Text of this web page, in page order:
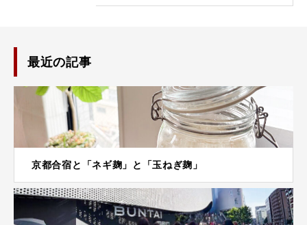
最近の記事
京都合宿と「ネギ麹」と「玉ねぎ麹」